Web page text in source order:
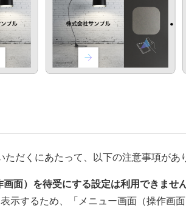
だくにあたって、以下の注意事項があ
面）を待受にする設定は利用できません
示するため、「メニュー画面（操作画